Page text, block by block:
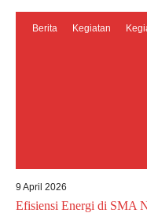
Berita Kegiatan
9 April 2026
Efisiensi Energi di SMA